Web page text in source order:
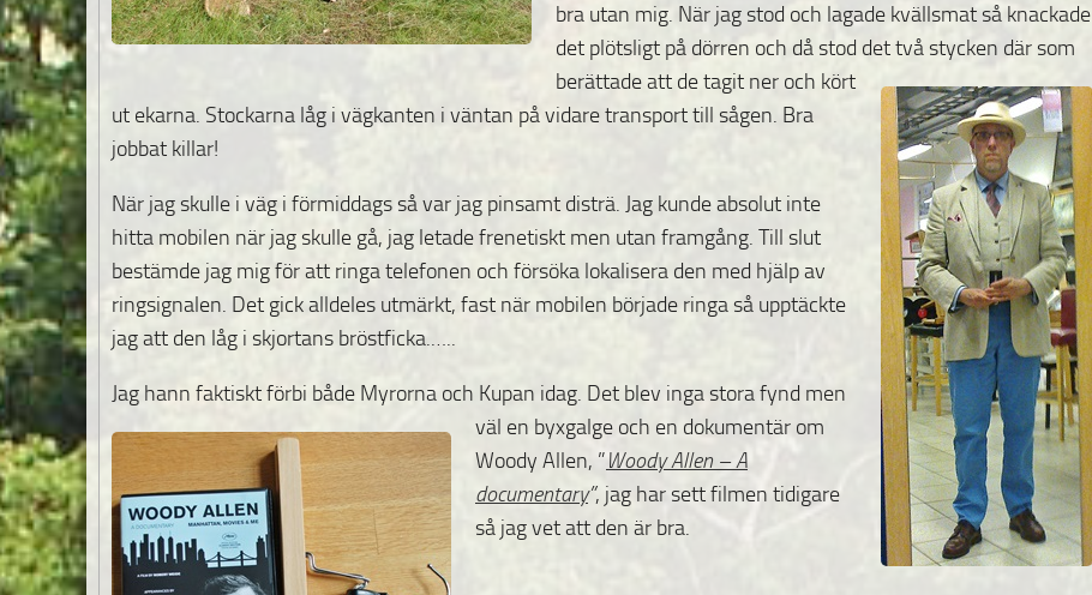
bra utan mig. När jag stod och lagade kvällsmat så knackade
det plötsligt på dörren och då stod det tvåstycken där som
berättade att de tagit ner och kört
ut ekarna. Stockarna låg i vägkanten i väntan på vidare transport till sågen. Bra
jobbat killar!
När jag skulle i väg i förmiddags så var jag pinsamt disträ. Jag kunde absolut inte
hitta mobilen när jag skulle gå, jag letade frenetiskt men utan framgång. Till slut
bestämde jag mig för att ringa telefonen och försöka lokalisera den med hjälp av
ringsignalen. Det gick alldeles utmärkt, fast när mobilen började ringa så upptäckte
jag att den låg i skjortans bröstficka.…..
Jag hann faktiskt förbi både Myrorna och Kupan idag. Det blev inga stora fynd men
väl en byxgalge och en dokumentär om
Woody Allen, ”Woody Allen – A
documentary”, jag har sett filmen tidigare
så jag vet att den är bra.